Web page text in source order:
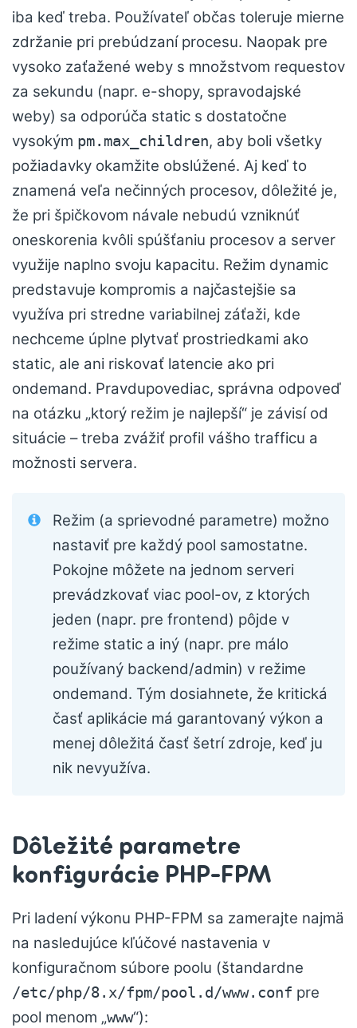
iba keď treba. Používateľ občas toleruje mierne
zdržanie pri prebúdzaní procesu. Naopak pre
vysoko zaťažené weby s množstvom requestov
za sekundu (napr. e-shopy, spravodajské
weby) sa odporúča static s dostatočne
vysokým pm.max_children, aby boli všetky
požiadavky okamžite obslúžené. Aj keď to
znamená veľa nečinných procesov, dôležité je,
že pri špičkovom návale nebudú vzniknúť
oneskorenia kvôli spúšťaniu procesov a server
využije naplno svoju kapacitu. Režim dynamic
predstavuje kompromis a najčastejšie sa
využíva pri stredne variabilnej záťaži, kde
nechceme úplne plytvať prostriedkami ako
static, ale ani riskovať latencie ako pri
ondemand. Pravdupovediac, správna odpoveď
na otázku „ktorý režim je najlepší“ je závisí od
situácie – treba zvážiť profil vášho trafficu a
možnosti servera.
Režim (a sprievodné parametre) možno
nastaviť pre každý pool samostatne.
Pokojne môžete na jednom serveri
prevádzkovať viac pool-ov, z ktorých
jeden (napr. pre frontend) pôjde v
režime static a iný (napr. pre málo
používaný backend/admin) v režime
ondemand. Tým dosiahnete, že kritická
časť aplikácie má garantovaný výkon a
menej dôležitá časť šetrí zdroje, keď ju
nik nevyužíva.
Dôležité parametre
konfigurácie PHP-FPM
Pri ladení výkonu PHP-FPM sa zamerajte najmä
na nasledujúce kľúčové nastavenia v
konfiguračnom súbore poolu (štandardne
/etc/php/8.x/fpm/pool.d/www.conf pre
pool menom „www“):